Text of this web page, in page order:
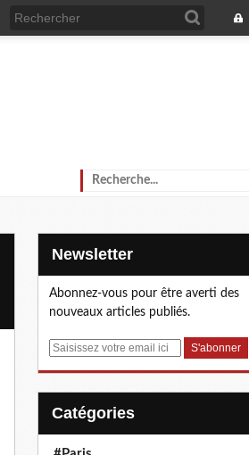
Newsletter
Abonnez-vous pour être averti des
nouveaux articles publiés.
E
Catégories